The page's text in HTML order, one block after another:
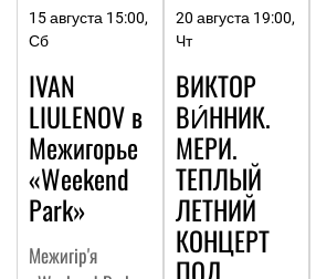
15 августа 15:00,
Сб
IVAN
LIULENOV в
Межигорье
«Weekend
Park»
Межигір'я
20 августа 19:00,
Чт
ВИКТОР
ВИ́ННИК.
МЕРИ.
ТЕПЛЫЙ
ЛЕТНИЙ
КОНЦЕРТ
ПОД